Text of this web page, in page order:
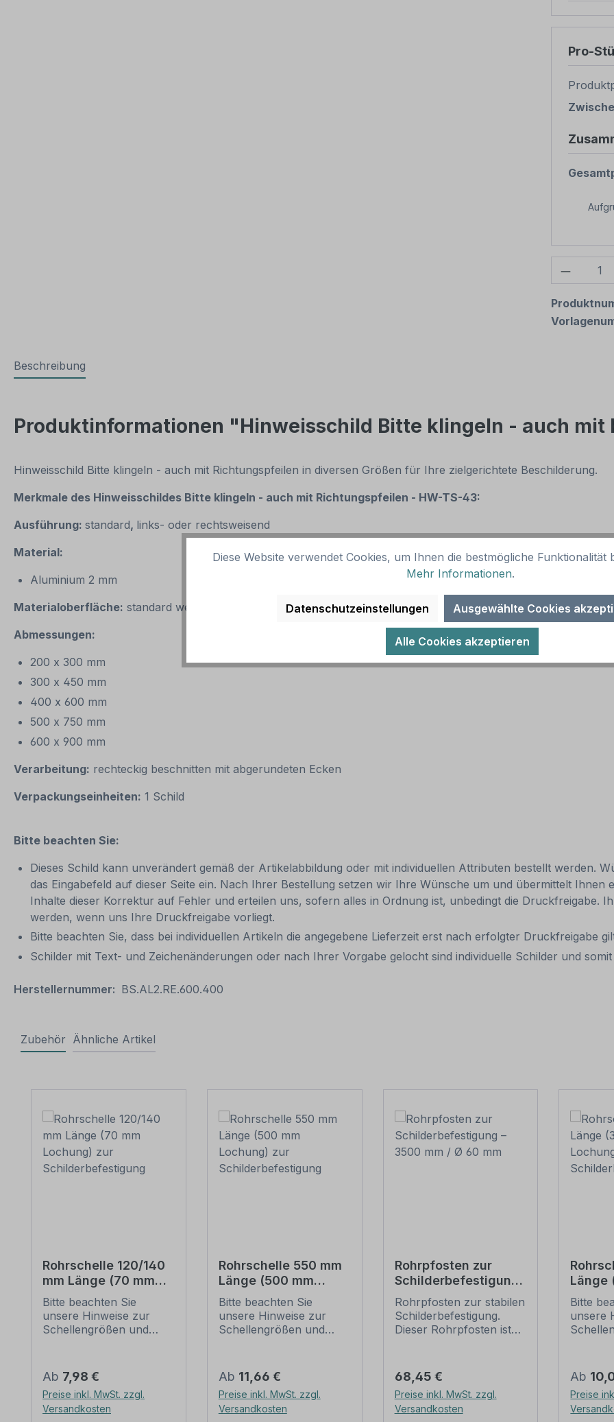
Pro-
Beschreibung
Produktinformationen "Hinweisschild Bitte klingeln - auch mit
Hinweisschild Bitte klingeln - auch mit Richtungspfeilen in diversen Größen für Ihre zielgerichtete Beschilderung.
Merkmale des Hinweisschildes Bitte klingeln - auch mit Richtungspfeilen - HW-TS-43:
Ausführung: standard, links- oder rechtsweisend
Material:
Aluminium 2 mm
Materialoberfläche: standard weiß oder reflektierend (RA 1)
Abmessungen:
200 x 300 mm
300 x 450 mm
400 x 600 mm
500 x 750 mm
600 x 900 mm
Verarbeitung: rechteckig beschnitten mit abgerundeten Ecken
Verpackungseinheiten: 1 Schild
Bitte beachten Sie:
Dieses Schild kann unverändert gemäß der Artikelabbildung oder mit individuellen Attributen bestellt werden.
das Eingabefeld auf dieser Seite ein. Nach Ihrer Bestellung setzen wir Ihre Wünsche um und übermittelt Ihnen
Inhalte dieser Korrektur auf Fehler und erteilen uns, sofern alles in Ordnung ist, unbedingt die Druckfreigabe.
werden, wenn uns Ihre Druckfreigabe vorliegt.
Bitte beachten Sie, dass bei individuellen Artikeln die angegebene Lieferzeit erst nach erfolgter Druckfreigabe
Schilder mit Text- und Zeichenänderungen oder nach Ihrer Vorgabe gelocht sind individuelle Schilder und
Herstellernummer: BS.AL2.RE.600.400
Zubehör Ähnliche Artikel
Rohrschelle 120/140
mm Länge (70 mm
Lochung) zur
Schilderbefestigung
Bitte beachten Sie
unsere Hinweise zur
Schellengrößen und
(weiter unten).
Rohrschellen nach der
IVZ-Norm stellen die
Standardbefestigungen
Regulärer Preis:
Ab 7,98 €
Preise inkl. MwSt. zzgl.
Versandkosten
Rohrschelle 550 mm
Länge (500 mm
Lochung) zur
Schilderbefestigung
Bitte beachten Sie
unsere Hinweise zur
Schellengrößen und
(weiter unten).
Rohrschellen nach der
IVZ-Norm stellen die
Standardbefestigungen
Regulärer Preis:
Ab 11,66 €
Preise inkl. MwSt. zzgl.
Versandkosten
Rohrpfosten zur
Schilderbefestigung
– 3500 mm / Ø 60
mm
Rohrpfosten zur stabilen
Schilderbefestigung.
Dieser Rohrpfosten ist
60 mm geeignet.
Merkmale dieses
Rohrpfostens:
Ausführung: Stahl,
Regulärer Preis:
68,45 €
Preise inkl. MwSt. zzgl.
Versandkosten
Länge
Bitte
unsere
(weiter
IVZ-
Ab
Preise
Diese Website verwendet Cookies, um Ihnen die bestmögliche Funktionalität
Mehr Informationen.
Datenschutzeinstellungen Ausgewählte Cookies
Alle Cookies akzeptieren